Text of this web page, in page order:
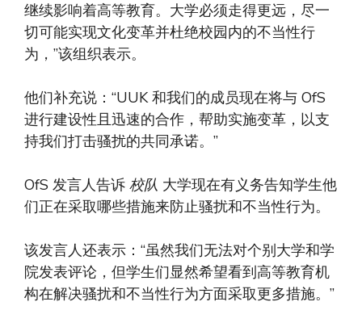
继续影响着高等教育。大学必须走得更远，尽一
切可能实现文化变革并杜绝校园内的不当性行
为，”该组织表示。
他们补充说：“UUK 和我们的成员现在将与 OfS
进行建设性且迅速的合作，帮助实施变革，以支
持我们打击骚扰的共同承诺。”
OfS 发言人告诉 校队 大学现在有义务告知学生他
们正在采取哪些措施来防止骚扰和不当性行为。
该发言人还表示：“虽然我们无法对个别大学和学
院发表评论，但学生们显然希望看到高等教育机
构在解决骚扰和不当性行为方面采取更多措施。”